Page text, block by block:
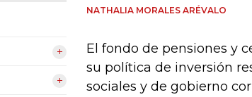
NATHALIA MORALES ARÉVALO
El fondo de pensiones y
su política de inversión
sociales y de gobierno